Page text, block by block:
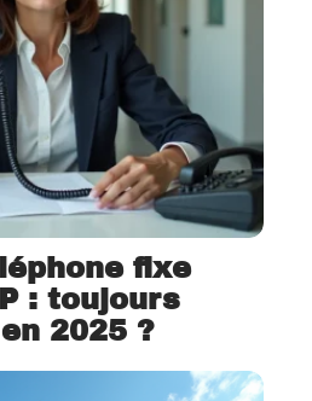
fixe
: toujours
2025 ?